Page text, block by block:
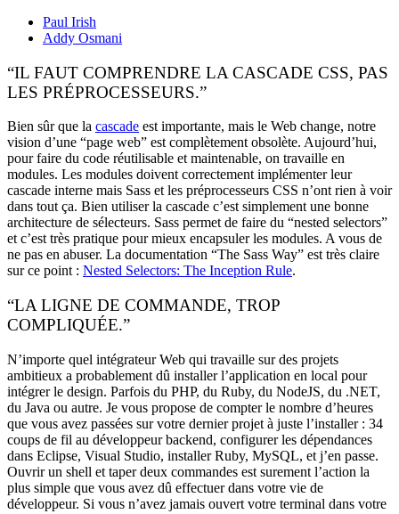
Paul Irish
Addy Osmani
“IL FAUT COMPRENDRE LA CASCADE CSS, PAS
LES PRÉPROCESSEURS.”
Bien sûr que la cascade est importante, mais le Web change, notre
vision d’une “page web” est complètement obsolète. Aujourd’hui,
pour faire du code réutilisable et maintenable, on travaille en
modules. Les modules doivent correctement implémenter leur
cascade interne mais Sass et les préprocesseurs CSS n’ont rien à voir
dans tout ça. Bien utiliser la cascade c’est simplement une bonne
architecture de sélecteurs. Sass permet de faire du “nested selectors”
et c’est très pratique pour mieux encapsuler les modules. A vous de
ne pas en abuser. La documentation “The Sass Way” est très claire
sur ce point : Nested Selectors: The Inception Rule.
“LA LIGNE DE COMMANDE, TROP
COMPLIQUÉE.”
N’importe quel intégrateur Web qui travaille sur des projets
ambitieux a probablement dû installer l’application en local pour
intégrer le design. Parfois du PHP, du Ruby, du NodeJS, du .NET,
du Java ou autre. Je vous propose de compter le nombre d’heures
que vous avez passées sur votre dernier projet à juste l’installer : 34
coups de fil au développeur backend, configurer les dépendances
dans Eclipse, Visual Studio, installer Ruby, MySQL, et j’en passe.
Ouvrir un shell et taper deux commandes est surement l’action la
plus simple que vous avez dû effectuer dans votre vie de
développeur. Si vous n’avez jamais ouvert votre terminal dans votre